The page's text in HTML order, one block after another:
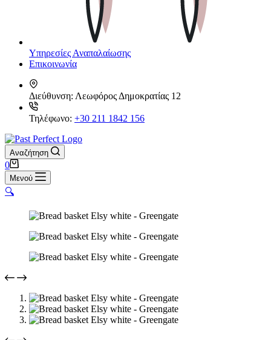
Υπηρεσίες Αναπαλαίωσης
Επικοινωνία
Διεύθυνση: Λεωφόρος Δημοκρατίας 12
Τηλέφωνο: +30 211 1842 156
Αναζήτηση
Καλάθι
Αγορών
0
Μενού
🔍